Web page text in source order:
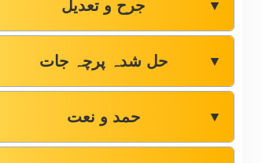
جرح و تعدیل ▼
حل شدہ پرچہ جات ▼
حمد و نعت ▼